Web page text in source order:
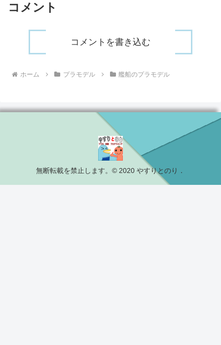
コメント
コメントを書き込む
ホーム プラモデル 艦船のプラモデル
無断転載を禁止します。© 2020 やすりとのり．